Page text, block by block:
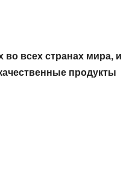
всех странах мира, и
продукты